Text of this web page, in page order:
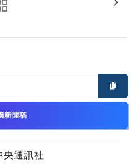
新聞稿
央通訊社